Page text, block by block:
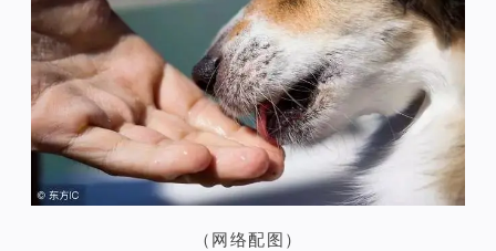
（网络配图）